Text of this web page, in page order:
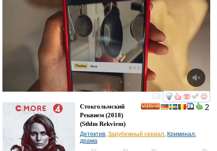
смотреть
2
Стокгольмский
Реквием (2018)
(Sthlm Rekviem)
Детектив Зарубежный сериал Криминал
драма